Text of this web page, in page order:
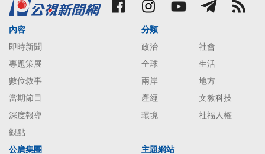
內容
即時新聞
專題策展
數位敘事
當期節目
深度報導
觀點
分類
政治
社會
全球
生活
兩岸
地方
產經
文教科技
環境
社福人權
公廣集團 主題網站